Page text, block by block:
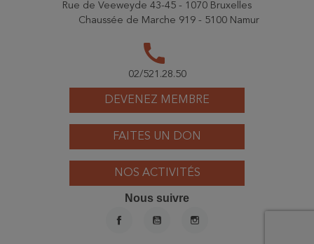
DEVENEZ MEMBRE
FAITES UN DON
NOS ACTIVITÉS
Rue de Veeweyde 43-45 - 1070 Bruxelles
Chaussée de Marche 919 - 5100 Namur
call
02/521.28.50
Nous suivre